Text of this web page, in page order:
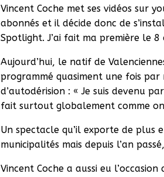
Vincent Coche met ses vidéos sur
abonnés et il décide donc de
Spotlight. J’ai fait ma première le
Aujourd’hui, le natif de
programmé quasiment une fois
d’autodérision : « Je suis devenu
fait surtout globalement comme
Un spectacle qu’il exporte de plus
municipalités mais depuis l’an
Vincent Coche a aussi eu